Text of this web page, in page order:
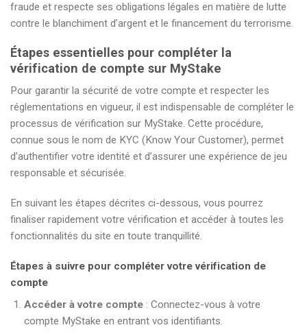
fraude et respecte ses obligations légales en matière de lutte
contre le blanchiment d’argent et le financement du terrorisme.
Étapes essentielles pour compléter la
vérification de compte sur MyStake
Pour garantir la sécurité de votre compte et respecter les
réglementations en vigueur, il est indispensable de compléter le
processus de vérification sur MyStake. Cette procédure,
connue sous le nom de KYC (Know Your Customer), permet
d’authentifier votre identité et d’assurer une expérience de jeu
responsable et sécurisée.
En suivant les étapes décrites ci-dessous, vous pourrez
finaliser rapidement votre vérification et accéder à toutes les
fonctionnalités du site en toute tranquillité.
Étapes à suivre pour compléter votre vérification de
compte
Accéder à votre compte: Connectez-vous à votre
compte MyStake en entrant vos identifiants.